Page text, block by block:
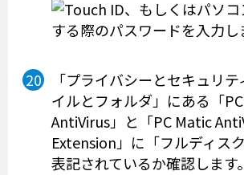
「プライバシーとセキュリ
イルとフォルダ」にある「
AntiVirus」と「PC Matic
Extension」に「フルディス
表記されているか確認します。